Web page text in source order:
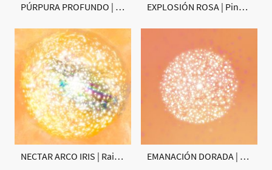
PÚRPURA PROFUNDO | Deep Purple Susana Mazzarino EXPLOSIÓN ROSA | Pink Explosion
NECTAR ARCO IRIS | Rainbow Nectar EMANACIÓN DORADA | Golden Emanation